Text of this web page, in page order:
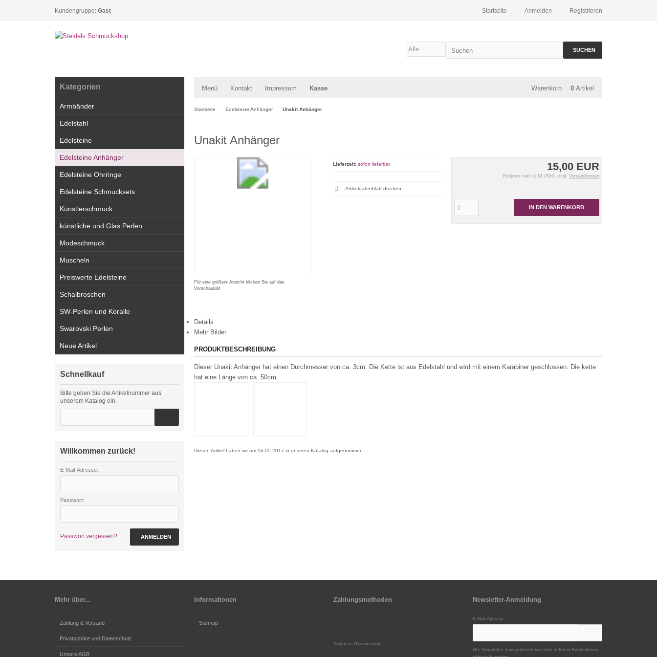
Kundengruppe: Gast Registrieren
Anmelden
Startseite
SUCHEN
Menü Kontakt Impressum Kasse Warenkorb 0 Artikel
Startseite Edelsteine Anhänger Unakit Anhänger
Unakit Anhänger
Für eine größere Ansicht klicken Sie auf das
Vorschaubild
15,00 EUR
Endpreis nach § 19 UStG. zzgl. Versandkosten
IN DEN WARENKORB
Lieferzeit: sofort lieferbar
Artikeldatenblatt drucken
Details
Mehr Bilder
PRODUKTBESCHREIBUNG
Dieser Unakit Anhänger hat einen Durchmesser von ca. 3cm. Die Kette ist aus Edelstahl und wird mit einem Karabiner geschlossen. Die kette
hat eine Länge von ca. 50cm.
Diesen Artikel haben wir am 16.05.2017 in unseren Katalog aufgenommen.
Kategorien
Armbänder
Edelstahl
Edelsteine
Edelsteine Anhänger
Edelsteine Ohrringe
Edelsteine Schmucksets
Künstlerschmuck
künstliche und Glas Perlen
Modeschmuck
Muscheln
Preiswerte Edelsteine
Schalbroschen
SW-Perlen und Koralle
Swarovski Perlen
Neue Artikel
Schnellkauf
Bitte geben Sie die Artikelnummer aus
unserem Katalog ein.
Willkommen zurück!
E-Mail-Adresse:
Passwort:
Passwort vergessen? ANMELDEN
Mehr über...
Zahlung & Versand
Privatsphäre und Datenschutz
Unsere AGB
Informationen
Sitemap
Zahlungsmethoden
Vorkasse Überweisung
Newsletter-Anmeldung
E-Mail-Adresse:
Der Newsletter kann jederzeit hier oder in Ihrem Kundenkonto